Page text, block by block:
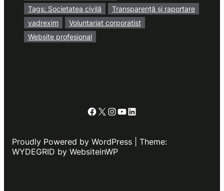
Tags: Societatea civilă
Transparență și raportare
vadrexim
Voluntariat corporatist
Website profesional
Facebook
X Instagram
YouTube
LinkedIn
Proudly Powered by WordPress | Theme:
WYDEGRID by WebsiteinWP